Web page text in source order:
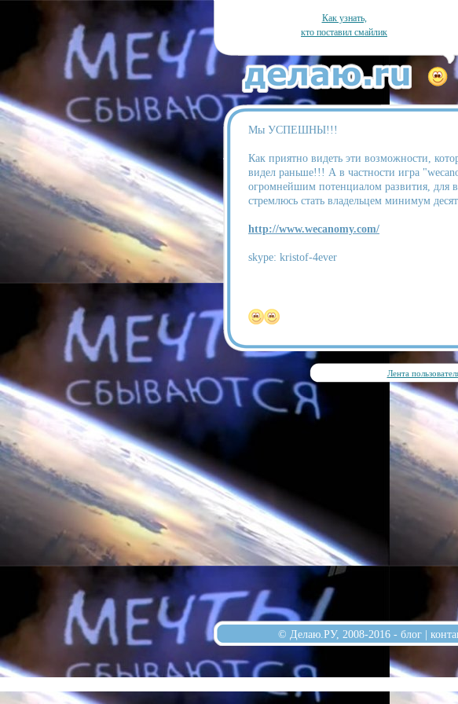
Как узнать,
кто поставил смайлик
Мы УСПЕШНЫ!!!
Как приятно видеть эти возможности,
видел раньше!!! А в частности игра
огромнейшим потенциалом развития, для
стремлюсь стать владельцем минимум
http://www.wecanomy.com/
skype: kristof-4ever
Лента
© Делаю.РУ, 2008-2016 - блог |